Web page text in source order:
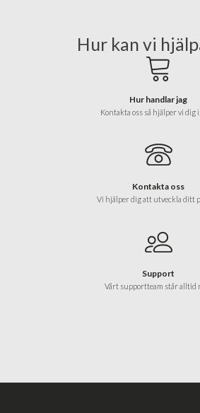
Hur kan vi
Hur handlar jag
Kontakta oss så hjälper vi dig
Kontakta oss
Vi hjälper dig att utveckla ditt
Support
Vårt supportteam står alltid